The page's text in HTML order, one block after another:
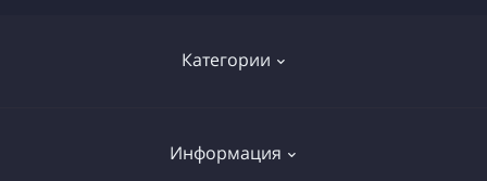
Категории
Электроинструменты
Информация